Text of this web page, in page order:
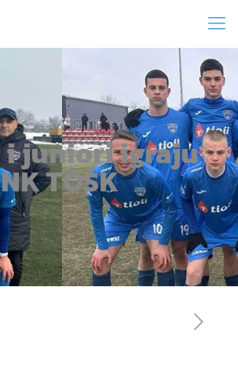
i juniori igraju
TOŠK